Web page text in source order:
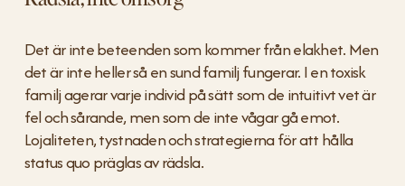
Det är inte beteenden som kommer från elakhet. Men
det är inte heller så en sund familj fungerar. I en toxisk
familj agerar varje individ på sätt som de intuitivt vet är
fel och sårande, men som de inte vågar gå emot.
Lojaliteten, tystnaden och strategierna för att hålla
status quo präglas av rädsla.